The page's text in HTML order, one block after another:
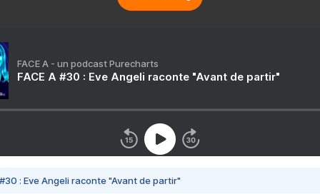
FACE A - un podcast Purecharts
FACE A #30 : Eve Angeli raconte "Avant de partir"
#30 : Eve Angeli raconte "Avant de partir"